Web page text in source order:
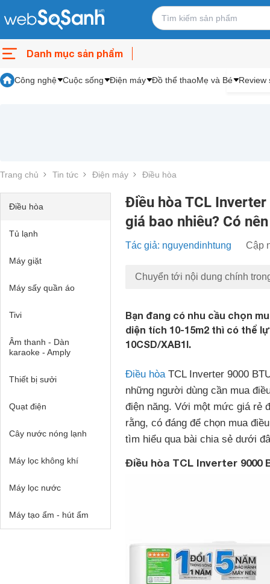
Danh mục sản phẩm
Công nghệ Cuộc sống Điện máy Đồ thể thaoMẹ và Bé Review
Trang chủ Tin tức Điện máy Điều hòa
Điều hòa
Tủ lạnh
Máy giặt
Máy sấy quần áo
Tivi
Âm thanh - Dàn
karaoke - Amply
Thiết bị sưởi
Quạt điện
Cây nước nóng lạnh
Máy lọc không khí
Máy lọc nước
Máy tạo ẩm - hút ẩm
Điều hòa TCL
giá bao nhiêu? Có
Tác giả: nguyendinhtung Cập
Chuyển tới nội dung chính
Bạn đang có nhu cầu chọn
diện tích 10-15m2 thì có thể
10CSD/XAB1I.
Điều hòaTCL Inverter 9000
những người dùng cần mua
điện năng. Với một mức giá rẻ
rằng, có đáng để chọn mua
tìm hiểu qua bài chia sẻ dưới
Điều hòa TCL Inverter 9000